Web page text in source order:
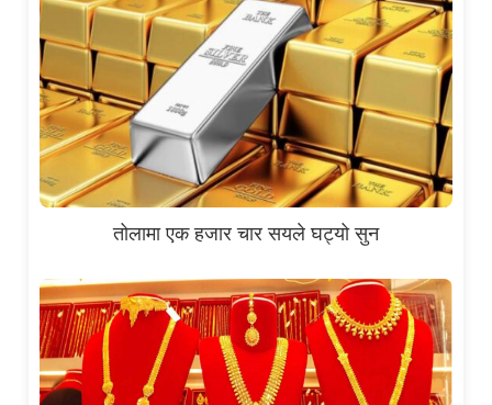
तोलामा एक हजार चार सयले घट्यो सुन